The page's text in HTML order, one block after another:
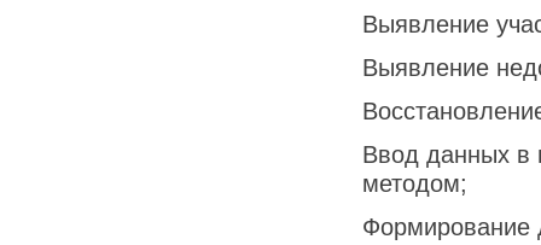
Выявление
Выявление
Ввод данных в
методом;
Формирование